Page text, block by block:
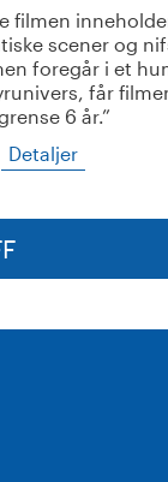
filmen
scener og
foregår i et
får
6 år.
Detaljer